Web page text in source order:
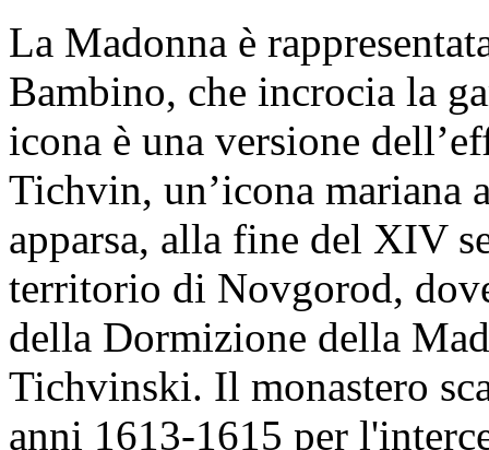
La Madonna è
Bambino, che incrocia la
icona è una versione
Tichvin, un’icona mariana
apparsa, alla fine del XIV
territorio di Novgorod,
della Dormizione della
Tichvinski. Il monastero
anni 1613-1615 per